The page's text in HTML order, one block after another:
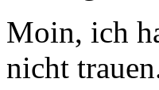
Moin, ich
nicht